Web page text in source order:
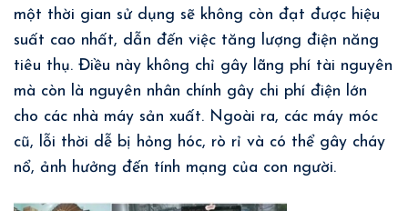
một thời gian sử dụng sẽ không còn đạt được hiệu
suất cao nhất, dẫn đến việc tăng lượng điện năng
tiêu thụ. Điều này không chỉ gây lãng phí tài nguyên
mà còn là nguyên nhân chính gây chi phí điện lớn
cho các nhà máy sản xuất. Ngoài ra, các máy móc
cũ, lỗi thời dễ bị hỏng hóc, rò rỉ và có thể gây cháy
nổ, ảnh hưởng đến tính mạng của con người.